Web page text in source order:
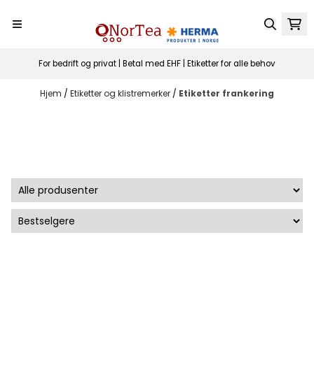
For bedrift og privat | Betal med EHF | Etiketter for alle behov
Hjem / Etiketter og klistremerker / Etiketter frankering